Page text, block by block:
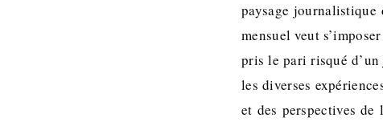
paysage
mensuel veut
pris le pari risqué
les diverses
et des perspectives